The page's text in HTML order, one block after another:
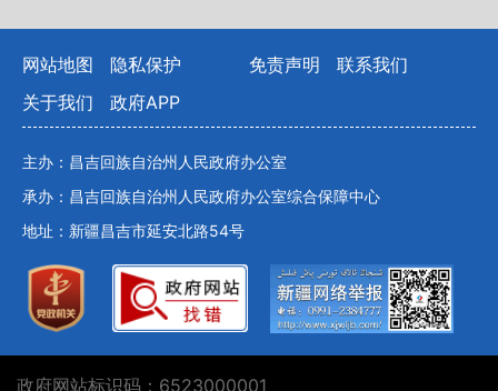
网站地图 隐私保护 免责声明
联系我们
关于我们
政府APP
主办：昌吉回族自治州人民政府办公室
承办：昌吉回族自治州人民政府办公室综合保障中心
地址：新疆昌吉市延安北路54号
政府网站标识码：6523000001